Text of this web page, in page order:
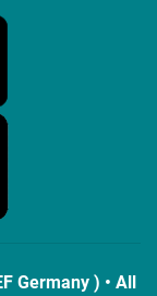
Germany ) • All